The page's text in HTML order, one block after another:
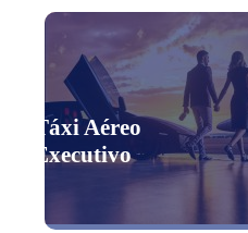
Táxi Aéreo
Executivo